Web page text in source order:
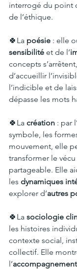
interrogé du point
de l’éthique.
🍀La poésie : elle
sensibilité et de l’
concepts
d’accueillir
l’indicible et de
dépasse les mots
🍀La création : par
symbole, les
mouvement, elle
transformer le
partageable. Elle
les dynamiques
explorer d’autres
🍀La sociologie
les histoires
contexte social,
collectif. Elle
l’accompagnement